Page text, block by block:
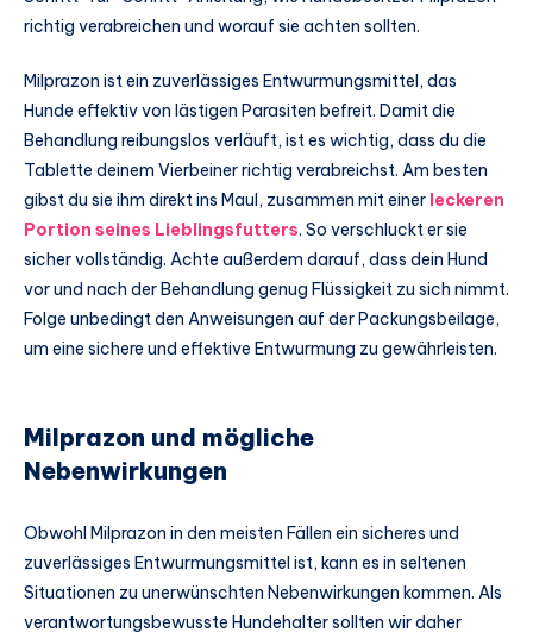
richtig verabreichen und worauf sie achten sollten.
Milprazon ist ein zuverlässiges Entwurmungsmittel, das
Hunde effektiv von lästigen Parasiten befreit. Damit die
Behandlung reibungslos verläuft, ist es wichtig, dass du die
Tablette deinem Vierbeiner richtig verabreichst. Am besten
gibst du sie ihm direkt ins Maul, zusammen mit einer leckeren
Portion seines Lieblingsfutters. So verschluckt er sie
sicher vollständig. Achte außerdem darauf, dass dein Hund
vor und nach der Behandlung genug Flüssigkeit zu sich nimmt.
Folge unbedingt den Anweisungen auf der Packungsbeilage,
um eine sichere und effektive Entwurmung zu gewährleisten.
Milprazon und mögliche
Nebenwirkungen
Obwohl Milprazon in den meisten Fällen ein sicheres und
zuverlässiges Entwurmungsmittel ist, kann es in seltenen
Situationen zu unerwünschten Nebenwirkungen kommen. Als
verantwortungsbewusste Hundehalter sollten wir daher